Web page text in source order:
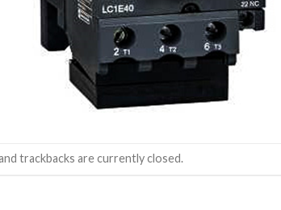
trackbacks are currently closed.